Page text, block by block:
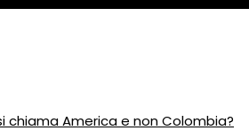
chiama America e non Colombia?